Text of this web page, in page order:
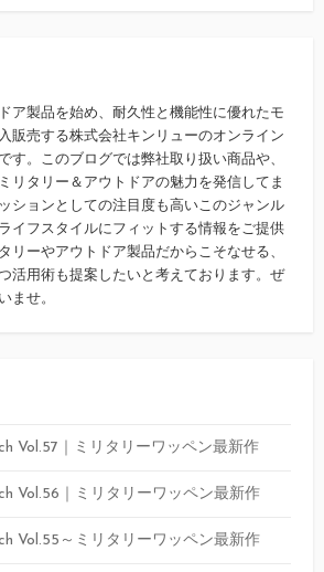
ア製品を始め、耐久性と機能性に優れたモ
販売する株式会社キンリューのオンライン
す。このブログでは弊社取り扱い商品や、
リタリー＆アウトドアの魅力を発信してま
ションとしての注目度も高いこのジャンル
イフスタイルにフィットする情報をご提供
リーやアウトドア製品だからこそなせる、
活用術も提案したいと考えております。ぜ
ませ。
Vol.57｜ミリタリーワッペン最新作
Vol.56｜ミリタリーワッペン最新作
Vol.55～ミリタリーワッペン最新作